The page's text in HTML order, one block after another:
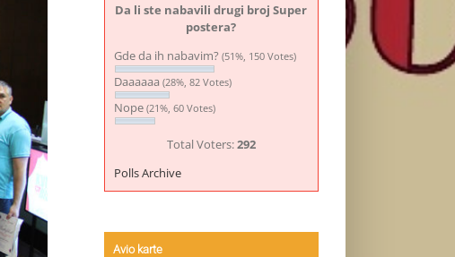
Da li ste nabavili drugi broj Super
postera?
Gde da ih nabavim? (51%, 150 Votes)
Daaaaaa (28%, 82 Votes)
Nope (21%, 60 Votes)
Total Voters:292
Polls Archive
Avio karte